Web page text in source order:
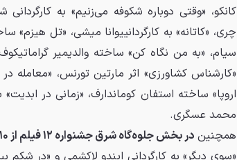
کانکو، «وقتی دوباره شکوفه می‌زنیم» به
چری، «کاتانه» به کارگردانییوانا میشی، «تل هیزم»
سیام، «به من نگاه کن» ساخته والدیمیر
«کارشناس کشاورزی» اثر مارتین تورنس، «معامله
اروپا» ساخته استفان کوماندارف، «زمانی در ابدیت»
محمد عسگری.
همچنیندر بخش جلوه‌گاه شرق جشنواره ۱۲ فیلم از ۱۰ کشور حضور دارند.
«سوی دیگر» به کارگردانی ایندو لاکشمی و «در شکم